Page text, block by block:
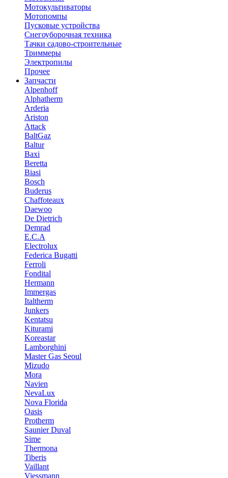
Мотокультиваторы
Мотопомпы
Пусковые устройства
Снегоуборочная техника
Тачки садово-строительные
Триммеры
Электропилы
Прочее
Запчасти
Alpenhoff
Alphatherm
Arderia
Ariston
Attack
BaltGaz
Baltur
Baxi
Beretta
Biasi
Bosch
Buderus
Chaffoteaux
Daewoo
De Dietrich
Demrad
E.C.A
Electrolux
Federica Bugatti
Ferroli
Fondital
Hermann
Immergas
Italtherm
Junkers
Kentatsu
Kiturami
Koreastar
Lamborghini
Master Gas Seoul
Mizudo
Mora
Navien
NevaLux
Nova Florida
Oasis
Protherm
Saunier Duval
Sime
Thermona
Tiberis
Vaillant
Viessmann